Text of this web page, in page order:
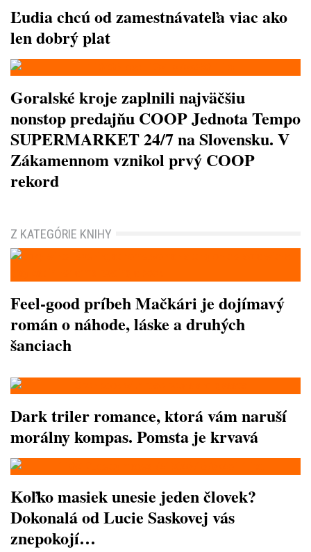
Ľudia chcú od zamestnávateľa viac ako
len dobrý plat
Goralské kroje zaplnili najväčšiu
nonstop predajňu COOP Jednota Tempo
SUPERMARKET 24/7 na Slovensku. V
Zákamennom vznikol prvý COOP
rekord
Z KATEGÓRIE KNIHY
Feel-good príbeh Mačkári je dojímavý
román o náhode, láske a druhých
šanciach
Dark triler romance, ktorá vám naruší
morálny kompas. Pomsta je krvavá
Koľko masiek unesie jeden človek?
Dokonalá od Lucie Saskovej vás
znepokojí…